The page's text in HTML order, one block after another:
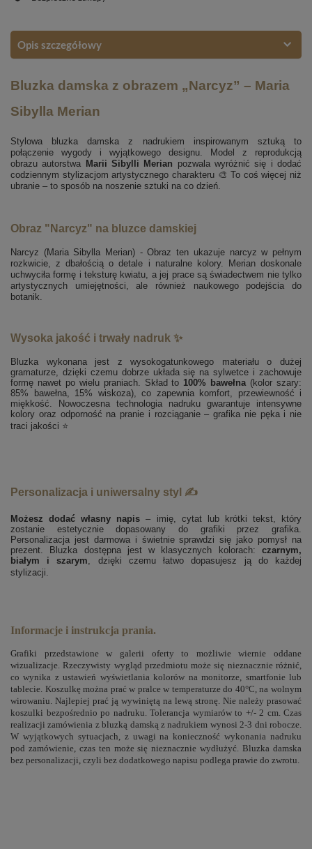
Opis szczegółowy
Bluzka damska z obrazem „Narcyz” – Maria
Sibylla Merian
Stylowa bluzka damska z nadrukiem inspirowanym sztuką to
połączenie wygody i wyjątkowego designu. Model z reprodukcją
obrazu autorstwa Marii Sibylli Merian pozwala wyróżnić się i dodać
codziennym stylizacjom artystycznego charakteru 🎨 To coś więcej niż
ubranie – to sposób na noszenie sztuki na co dzień.
Obraz "Narcyz" na bluzce damskiej
Narcyz (Maria Sibylla Merian) - Obraz ten ukazuje narcyz w pełnym
rozkwicie, z dbałością o detale i naturalne kolory. Merian doskonale
uchwyciła formę i teksturę kwiatu, a jej prace są świadectwem nie tylko
artystycznych umiejętności, ale również naukowego podejścia do
botanik.
Wysoka jakość i trwały nadruk ✨
Bluzka wykonana jest z wysokogatunkowego materiału o dużej
gramaturze, dzięki czemu dobrze układa się na sylwetce i zachowuje
formę nawet po wielu praniach. Skład to 100% bawełna(kolor szary:
85% bawełna, 15% wiskoza), co zapewnia komfort, przewiewność i
miękkość. Nowoczesna technologia nadruku gwarantuje intensywne
kolory oraz odporność na pranie i rozciąganie – grafika nie pęka i nie
traci jakości ⭐
Personalizacja i uniwersalny styl ✍️
Możesz dodać własny napis – imię, cytat lub krótki tekst, który
zostanie estetycznie dopasowany do grafiki przez grafika.
Personalizacja jest darmowa i świetnie sprawdzi się jako pomysł na
prezent. Bluzka dostępna jest w klasycznych kolorach: czarnym,
białym i szarym, dzięki czemu łatwo dopasujesz ją do każdej
stylizacji.
Informacje i instrukcja prania.
Grafiki przedstawione w galerii oferty to możliwie wiernie oddane
wizualizacje. Rzeczywisty wygląd przedmiotu może się nieznacznie różnić,
co wynika z ustawień wyświetlania kolorów na monitorze, smartfonie lub
tablecie. Koszulkę można prać w pralce w temperaturze do 40°C, na wolnym
wirowaniu. Najlepiej prać ją wywiniętą na lewą stronę. Nie należy prasować
koszulki bezpośrednio po nadruku. Tolerancja wymiarów to +/- 2 cm. Czas
realizacji zamówienia z bluzką damską z nadrukiem wynosi 2-3 dni robocze.
W wyjątkowych sytuacjach, z uwagi na konieczność wykonania nadruku
pod zamówienie, czas ten może się nieznacznie wydłużyć. Bluzka damska
bez personalizacji, czyli bez dodatkowego napisu podlega prawie do zwrotu.